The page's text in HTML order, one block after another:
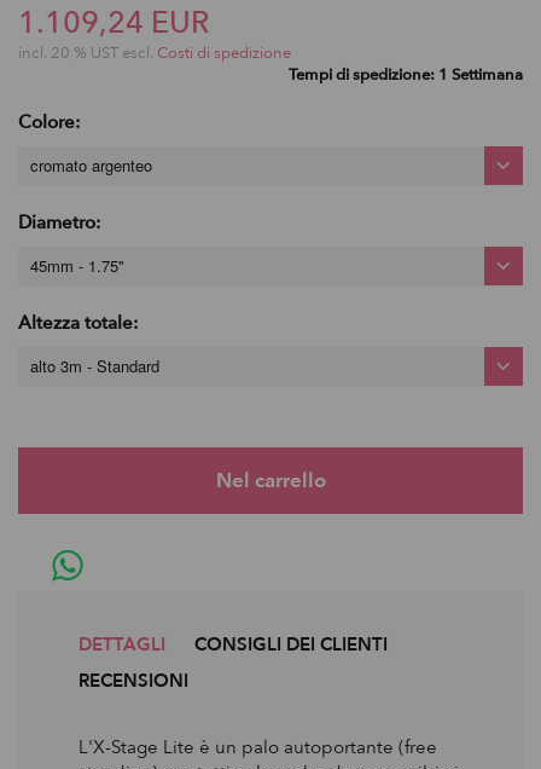
1.109,24 EUR
incl. 20 % UST escl. Costi di spedizione
Tempi di spedizione: 1 Settimana
Colore:
cromato argenteo
Diametro:
45mm - 1.75"
Altezza totale:
alto 3m - Standard
DETTAGLI
CONSIGLI DEI CLIENTI
RECENSIONI
L'X-Stage Lite è un palo autoportante (free